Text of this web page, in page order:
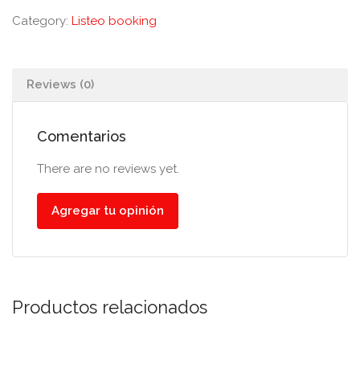
Category: Listeo booking
Reviews (0)
Comentarios
There are no reviews yet.
Agregar tu opinión
Productos relacionados